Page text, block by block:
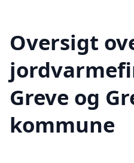
Oversigt
Greve og
kommune